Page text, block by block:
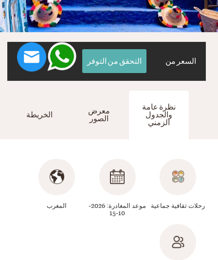
نظرة عامة
والجدول
الزمني
معرض
الصور
الخريطة
السعر من التحقق من التوفر
رحلات ثقافية جماعية
موعد المغادرة: 2026-
10-15
المغرب